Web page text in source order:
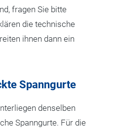
fragen Sie bitte
die technische
ihnen dann ein
Spanngurte
denselben
Spanngurte. Für die